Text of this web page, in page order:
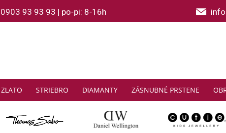
0903 93 93 93 | po-pi: 8-16h
ZLATO STRIEBRO DIAMANTY ZÁSNUBNÉ PRSTENE